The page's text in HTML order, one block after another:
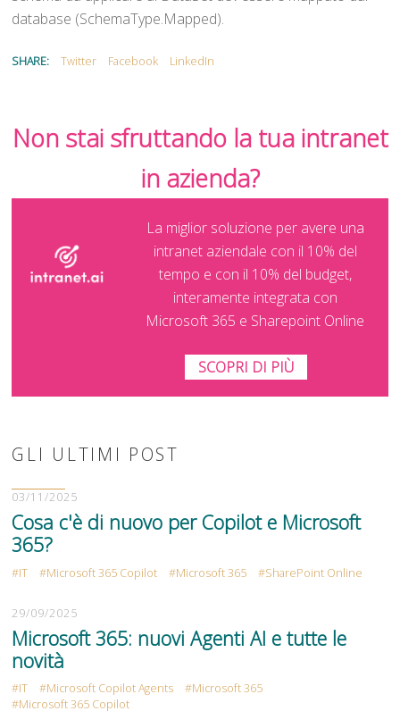
database (SchemaType.Mapped).
SHARE: Twitter Facebook LinkedIn
Non stai sfruttando la tua intranet
in azienda?
La miglior soluzione per avere una
intranet aziendale con il 10% del
tempo e con il 10% del budget,
interamente integrata con
Microsoft 365 e Sharepoint Online
SCOPRI DI PIÙ
GLI ULTIMI POST
03/11/2025
Cosa c'è di nuovo per Copilot e Microsoft
365?
IT Microsoft 365 Copilot Microsoft 365 SharePoint Online
29/09/2025
Microsoft 365: nuovi Agenti AI e tutte le
novità
IT Microsoft Copilot Agents
Microsoft 365
Microsoft 365 Copilot